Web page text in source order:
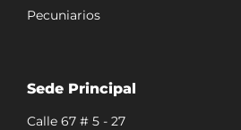
Pecuniarios
Sede Principal
Calle 67 # 5 - 27